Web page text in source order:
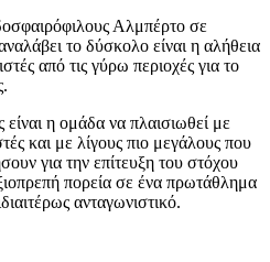
Αλμπέρτο σε
το δύσκολο είναι η αλήθεια
από τις γύρω περιοχές για το
είναι η ομάδα να πλαισιωθεί με
και με λίγους πιο μεγάλους που
για την επίτευξη του στόχου
πορεία σε ένα πρωτάθλημα
ανταγωνιστικό.